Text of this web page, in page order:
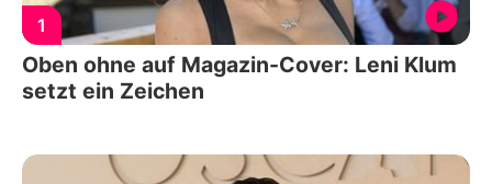
1
Oben ohne auf Magazin-Cover: Leni Klum
setzt ein Zeichen